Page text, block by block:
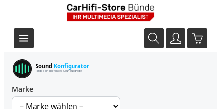
Sound Konfigurator
Finde dein perfektes Soundupgrade
Marke